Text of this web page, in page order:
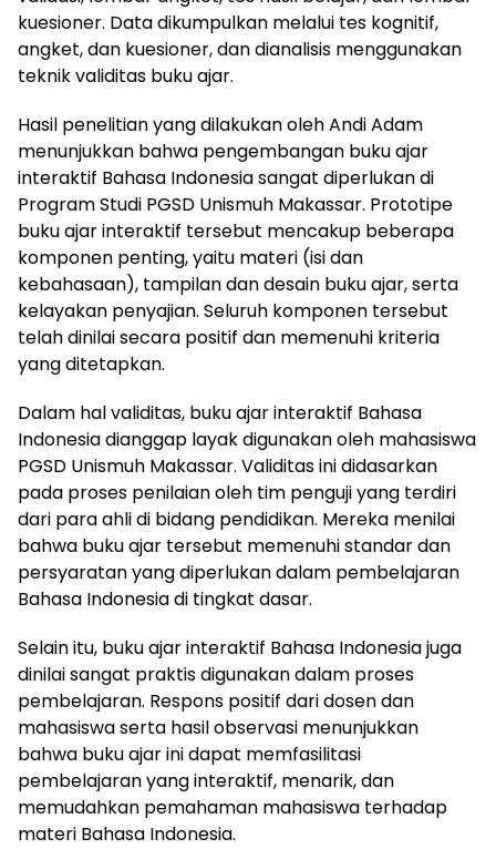
kuesioner. Data dikumpulkan melalui tes kognitif,
angket, dan kuesioner, dan dianalisis menggunakan
teknik validitas buku ajar.
Hasil penelitian yang dilakukan oleh Andi Adam
menunjukkan bahwa pengembangan buku ajar
interaktif Bahasa Indonesia sangat diperlukan di
Program Studi PGSD Unismuh Makassar. Prototipe
buku ajar interaktif tersebut mencakup beberapa
komponen penting, yaitu materi (isi dan
kebahasaan), tampilan dan desain buku ajar, serta
kelayakan penyajian. Seluruh komponen tersebut
telah dinilai secara positif dan memenuhi kriteria
yang ditetapkan.
Dalam hal validitas, buku ajar interaktif Bahasa
Indonesia dianggap layak digunakan oleh mahasiswa
PGSD Unismuh Makassar. Validitas ini didasarkan
pada proses penilaian oleh tim penguji yang terdiri
dari para ahli di bidang pendidikan. Mereka menilai
bahwa buku ajar tersebut memenuhi standar dan
persyaratan yang diperlukan dalam pembelajaran
Bahasa Indonesia di tingkat dasar.
Selain itu, buku ajar interaktif Bahasa Indonesia juga
dinilai sangat praktis digunakan dalam proses
pembelajaran. Respons positif dari dosen dan
mahasiswa serta hasil observasi menunjukkan
bahwa buku ajar ini dapat memfasilitasi
pembelajaran yang interaktif, menarik, dan
memudahkan pemahaman mahasiswa terhadap
materi Bahasa Indonesia.